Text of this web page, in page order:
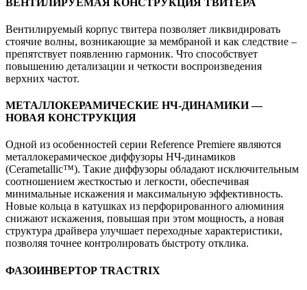
Вентилируемый корпус твитера позволяет ликвидировать
стоячие волны, возникающие за мембраной и как следствие –
препятствует появлению гармоник. Что способствует
повышению детализации и четкости воспроизведения
верхних частот.
МЕТАЛЛОКЕРАМИЧЕСКИЕ НЧ-ДИНАМИКИ —
НОВАЯ КОНСТРУКЦИЯ
Одной из особенностей серии Reference Premiere являются
металлокерамическое диффузоры НЧ-динамиков
(Cerametallic™). Такие диффузоры обладают исключительным
соотношением жесткостью и легкости, обеспечивая
минимальные искажения и максимальную эффективность.
Новые кольца в катушках из перфорированного алюминия
снижают искажения, повышая при этом мощность, а новая
структура драйвера улучшает переходные характеристики,
позволяя точнее контролировать быстроту отклика.
ФАЗОИНВЕРТОР TRACTRIX